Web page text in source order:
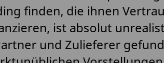
finden, die ihnen
ist absolut
und Zulieferer